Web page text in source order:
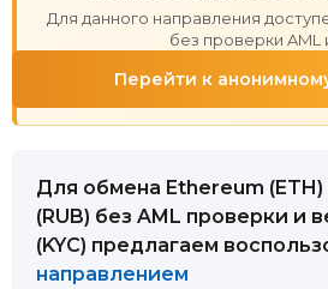
Для данного направления
без проверки AML
Перейти к
Для обмена Ethereum
(RUB) без AML проверки и
(KYC) предлагаем
направлением